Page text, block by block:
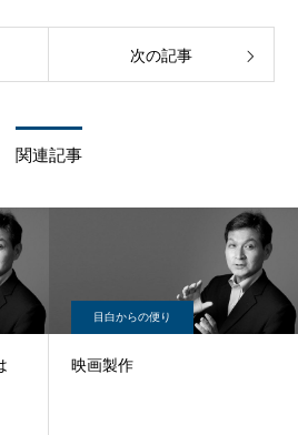
次の記事
関連記事
目白からの便り
映画製作